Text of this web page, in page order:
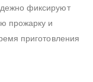
фиксируют
прожарку и
приготовления